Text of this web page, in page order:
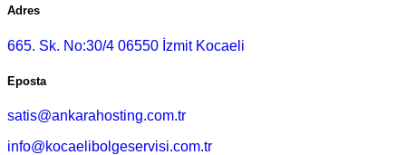
Adres
665. Sk. No:30/4 06550 İzmit Kocaeli
Eposta
satis@ankarahosting.com.tr
info@kocaelibolgeservisi.com.tr